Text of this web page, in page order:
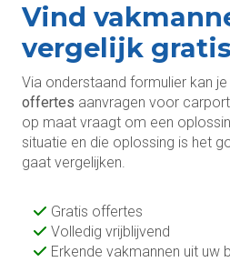
Vind
vergelijk
Via onderstaand formulier kan je
offertes aanvragen voor
op maat vraagt om een
situatie en die oplossing is het
gaat vergelijken.
Gratis offertes
Volledig vrijblijvend
Erkende vakmannen uit uw